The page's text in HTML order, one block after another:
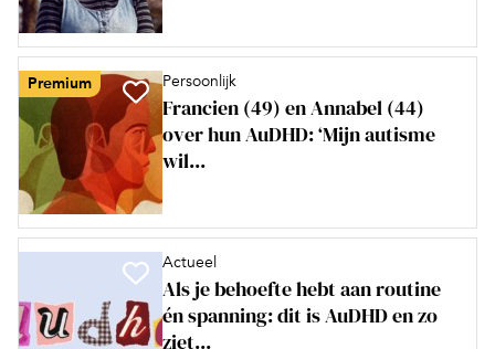
Premium Persoonlijk
Francien (49) en Annabel (44)
over hun AuDHD: ‘Mijn autisme
wil...
Actueel
Als je behoefte hebt aan routine
én spanning: dit is AuDHD en zo
ziet...